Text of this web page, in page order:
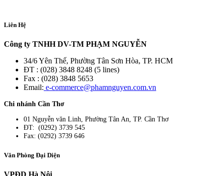
Liên Hệ
Công ty TNHH DV-TM PHẠM NGUYỄN
34/6 Yên Thế, Phường Tân Sơn Hòa, TP. HCM
ĐT : (028) 3848 8248 (5 lines)
Fax : (028) 3848 5653
Email: e-commerce@phamnguyen.com.vn
Chi nhánh Cần Thơ
01 Nguyễn văn Linh, Phường Tân An, TP. Cần Thơ
ĐT: (0292) 3739 545
Fax: (0292) 3739 646
Văn Phòng Đại Diện
VPĐD Hà Nội